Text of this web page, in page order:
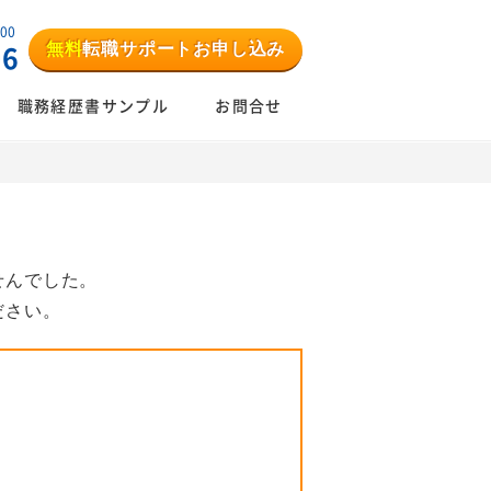
無料転職サポートお申し込み
職務経歴書サンプル お問合せ
でした。
い。